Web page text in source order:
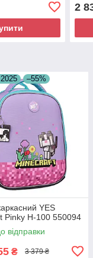
2
–55%
YES
Pinky H-100 550094
відправки
₴ 3 379 ₴